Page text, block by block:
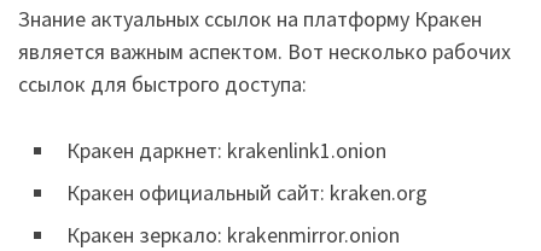
Знание актуальных ссылок на платформу Кракен
является важным аспектом. Вот несколько рабочих
ссылок для быстрого доступа:
Кракен даркнет: krakenlink1.onion
Кракен официальный сайт: kraken.org
Кракен зеркало: krakenmirror.onion